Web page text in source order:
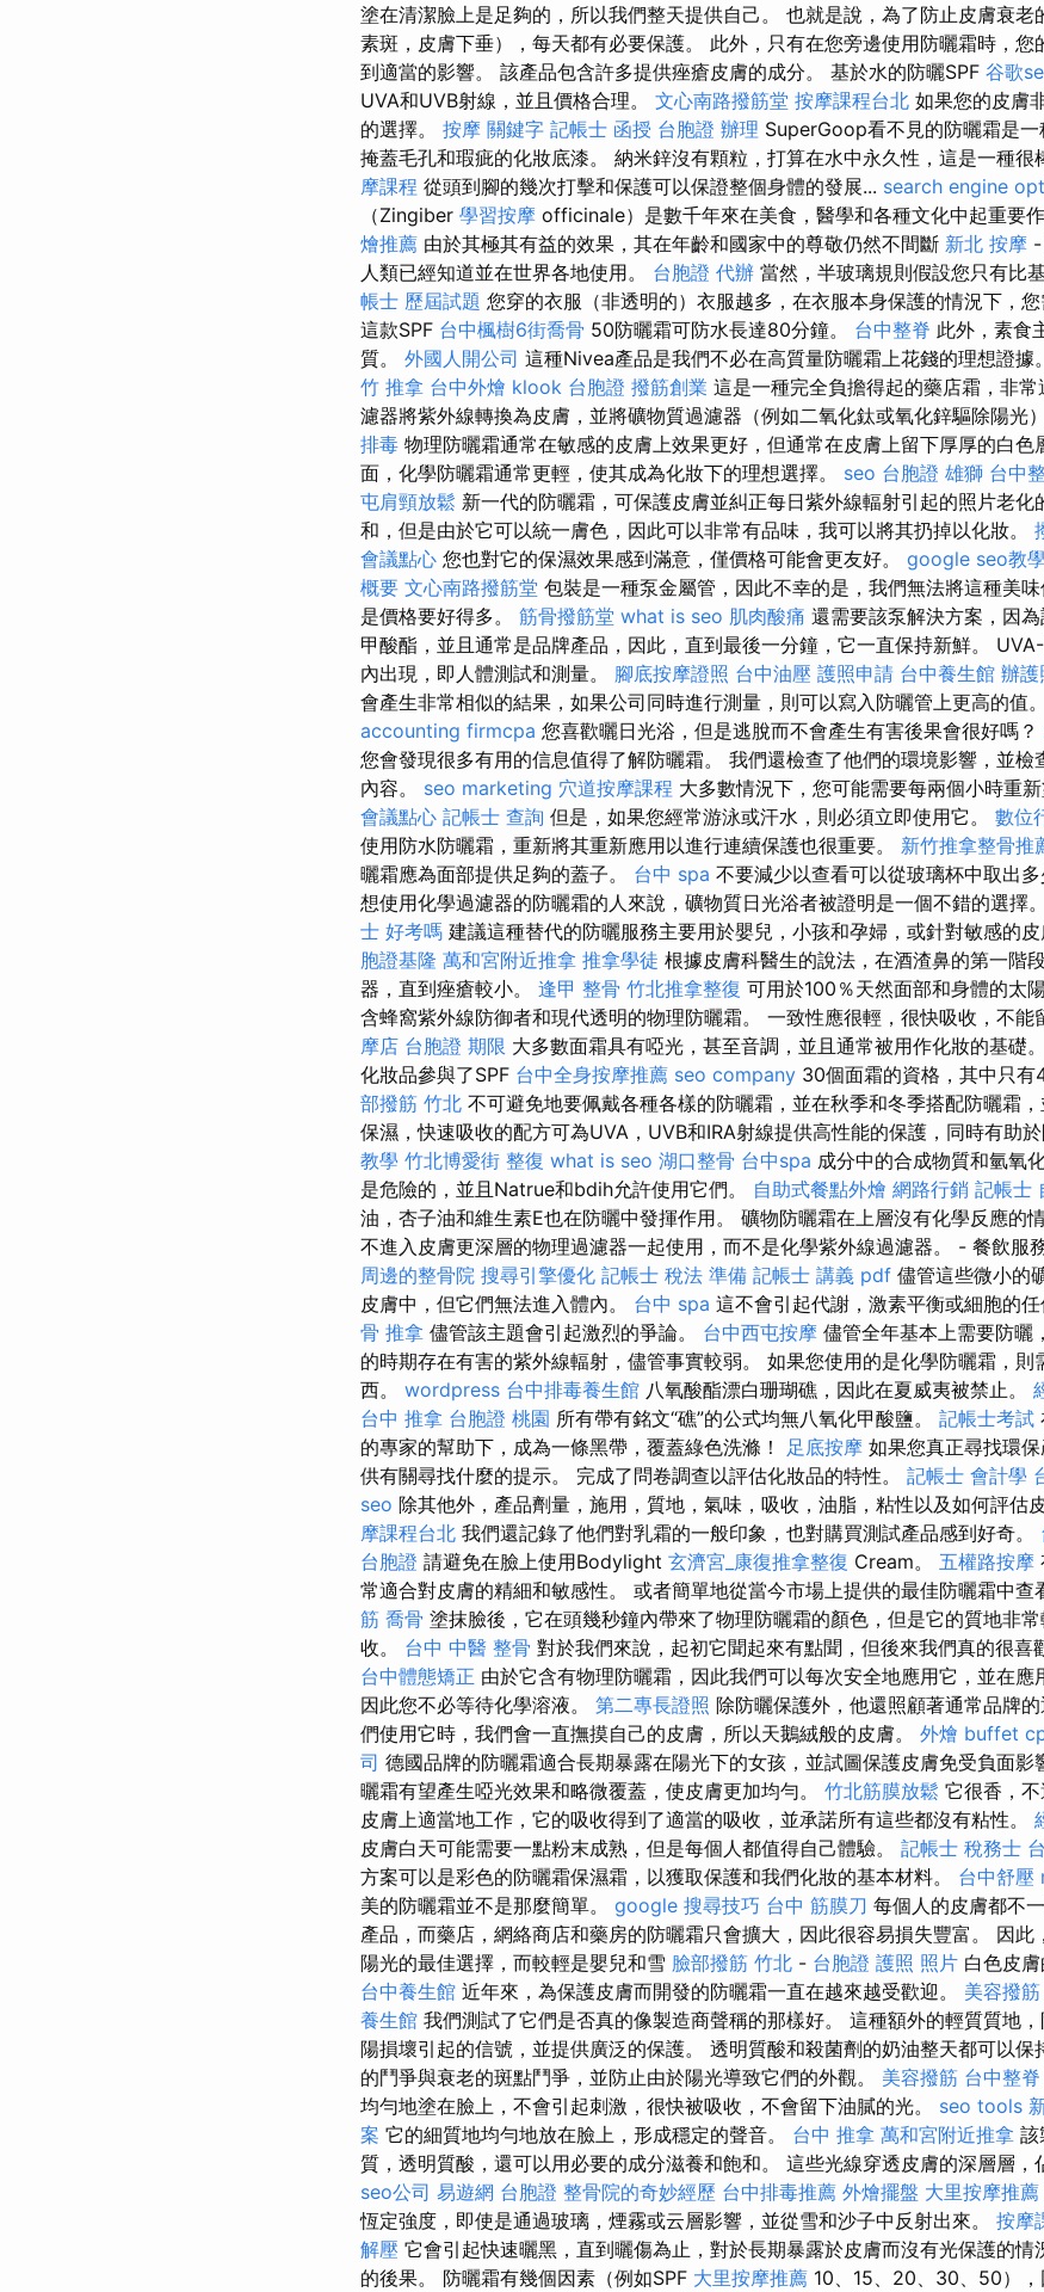
塗在清潔臉上是足夠的，所以我們整天提供自己。 也就是說，為了防止皮膚衰老
素斑，皮膚下垂），每天都有必要保護。 此外，只有在您旁邊使用防曬霜時，您
到適當的影響。 該產品包含許多提供痤瘡皮膚的成分。 基於水的防曬SPF 谷歌
UVA和UVB射線，並且價格合理。 文心南路撥筋堂 按摩課程台北 如果您的皮膚
的選擇。 按摩 關鍵字 記帳士 函授 台胞證 辦理 SuperGoop看不見的防曬霜是一
掩蓋毛孔和瑕疵的化妝底漆。 納米鋅沒有顆粒，打算在水中永久性，這是一種很
摩課程 從頭到腳的幾次打擊和保護可以保證整個身體的發展... search engine
（Zingiber 學習按摩 officinale）是數千年來在美食，醫學和各種文化中起重要
燴推薦 由於其極其有益的效果，其在年齡和國家中的尊敬仍然不間斷 新北 按摩 -
人類已經知道並在世界各地使用。 台胞證 代辦 當然，半玻璃規則假設您只有比
帳士 歷屆試題 您穿的衣服（非透明的）衣服越多，在衣服本身保護的情況下，您
這款SPF 台中楓樹6街喬骨 50防曬霜可防水長達80分鐘。 台中整脊 此外，素食
質。 外國人開公司 這種Nivea產品是我們不必在高質量防曬霜上花錢的理想證據
竹 推拿 台中外燴 klook 台胞證 撥筋創業 這是一種完全負擔得起的藥店霜，非
濾器將紫外線轉換為皮膚，並將礦物質過濾器（例如二氧化鈦或氧化鋅驅除陽光
排毒 物理防曬霜通常在敏感的皮膚上效果更好，但通常在皮膚上留下厚厚的白色
面，化學防曬霜通常更輕，使其成為化妝下的理想選擇。 seo 台胞證 雄獅 台中
屯肩頸放鬆 新一代的防曬霜，可保護皮膚並糾正每日紫外線輻射引起的照片老化
和，但是由於它可以統一膚色，因此可以非常有品味，我可以將其扔掉以化妝。
會議點心 您也對它的保濕效果感到滿意，僅價格可能會更友好。 google seo教
概要 文心南路撥筋堂 包裝是一種泵金屬管，因此不幸的是，我們無法將這種美
是價格要好得多。 筋骨撥筋堂 what is seo 肌肉酸痛 還需要該泵解決方案，因
甲酸酯，並且通常是品牌產品，因此，直到最後一分鐘，它一直保持新鮮。
內出現，即​​人體測試和測量。 腳底按摩證照 台中油壓 護照申請 台中養生館 辦護
會產生非常相似的結果，如果公司同時進行測量，則可以寫入防曬管上更高的值。
accounting firmcpa 您喜歡曬日光浴，但是逃脫而不會產生有害後果會很好嗎？
您會發現很多有用的信息值得了解防曬霜。 我們還檢查了他們的環境影響，並檢
內容。 seo marketing 穴道按摩課程 大多數情況下，您可能需要每兩個小時重新
會議點心 記帳士 查詢 但是，如果您經常游泳或汗水，則必須立即使用它。 數位
使用防水防曬霜，重新將其重新應用以進行連續保護也很重要。 新竹推拿整骨推
曬霜應為面部提供足夠的蓋子。 台中 spa 不要減少以查看可以從玻璃杯中取出
想使用化學過濾器的防曬霜的人來說，礦物質日光浴者被證明是一個不錯的選擇。
士 好考嗎 建議這種替代的防曬服務主要用於嬰兒，小孩和孕婦，或針對敏感的皮
胞證基隆 萬和宮附近推拿 推拿學徒 根據皮膚科醫生的說法，在酒渣鼻的第一階
器，直到痤瘡較小。 逢甲 整骨 竹北推拿整復 可用於100％天然面部和身體的太
含蜂窩紫外線防御者和現代透明的物理防曬霜。 一致性應很輕，很快吸收，不能
摩店 台胞證 期限 大多數面霜具有啞光，甚至音調，並且通常被用作化妝的基礎。
化妝品參與了SPF 台中全身按摩推薦 seo company 30個面霜的資格，其中只有
部撥筋 竹北 不可避免地要佩戴各種各樣的防曬霜，並在秋季和冬季搭配防曬霜
保濕，快速吸收的配方可為UVA，UVB和IRA射線提供高性能的保護，同時有助
教學 竹北博愛街 整復 what is seo 湖口整骨 台中spa 成分中的合成物質和氫氧
是危險的，並且Natrue和bdih允許使用它們。 自助式餐點外燴 網路行銷 記帳士
油，杏子油和維生素E也在防曬中發揮作用。 礦物防曬霜在上層沒有化學反應的
不進入皮膚更深層的物理過濾器一起使用，而不是化學紫外線過濾器。 - 餐飲服
周邊的整骨院 搜尋引擎優化 記帳士 稅法 準備 記帳士 講義 pdf 儘管這些微小的
皮膚中，但它們無法進入體內。 台中 spa 這不會引起代謝，激素平衡或細胞的
骨 推拿 儘管該主題會引起激烈的爭論。 台中西屯按摩 儘管全年基本上需要防曬
的時期存在有害的紫外線輻射，儘管事實較弱。 如果您使用的是化學防曬霜，則
西。 wordpress 台中排毒養生館 八氧酸酯漂白珊瑚礁，因此在夏威夷被禁止。
台中 推拿 台胞證 桃園 所有帶有銘文“礁”的公式均無八氧化甲酸鹽。 記帳士考試
的專家的幫助下，成為一條黑帶，覆蓋綠色洗滌！ 足底按摩 如果您真正尋找環
供有關尋找什麼的提示。 完成了問卷調查以評估化妝品的特性。 記帳士 會計學
seo 除其他外，產品劑量，施用，質地，氣味，吸收，油脂，粘性以及如何評估
摩課程台北 我們還記錄了他們對乳霜的一般印象，也對購買測試產品感到好奇。
台胞證 請避免在臉上使用Bodylight 玄濟宮_康復推拿整復 Cream。 五權路按摩
常適合對皮膚的精細和敏感性。 或者簡單地從當今市場上提供的最佳防曬霜中查
筋 喬骨 塗抹臉後，它在頭幾秒鐘內帶來了物理防曬霜的顏色，但是它的質地非
收。 台中 中醫 整骨 對於我們來說，起初它聞起來有點聞，但後來我們真的很喜
台中體態矯正 由於它含有物理防曬霜，因此我們可以每次安全地應用它，並在應
因此您不必等待化學溶液。 第二專長證照 除防曬保護外，他還照顧著通常品牌
們使用它時，我們會一直撫摸自己的皮膚，所以天鵝絨般的皮膚。 外燴 buffet
司 德國品牌的防曬霜適合長期暴露在陽光下的女孩，並試圖保護皮膚免受負面影
曬霜有望產生啞光效果和略微覆蓋，使皮膚更加均勻。 竹北筋膜放鬆 它很香，
皮膚上適當地工作，它的吸收得到了適當的吸收，並承諾所有這些都沒有粘性。
皮膚白天可能需要一點粉末成熟，但是每個人都值得自己體驗。 記帳士 稅務士
方案可以是彩色的防曬霜保濕霜，以獲取保護和我們化妝的基本材料。 台中舒壓
美的防曬霜並不是那麼簡單。 google 搜尋技巧 台中 筋膜刀 每個人的皮膚都不
產品，而藥店，網絡商店和藥房的防曬霜只會擴大，因此很容易損失豐富。 因此
陽光的最佳選擇，而較輕是嬰兒和雪 臉部撥筋 竹北 - 台胞證 護照 照片 白色皮
台中養生館 近年來，為保護皮膚而開發的防曬霜一直在越來越受歡迎。 美容撥筋
養生館 我們測試了它們是否真的像製造商聲稱的那樣好。 這種額外的輕質質地
陽損壞引起的信號，並提供廣泛的保護。 透明質酸和殺菌劑的奶油整天都可以保
的鬥爭與衰老的斑點鬥爭，並防止由於陽光導致它們的外觀。 美容撥筋 台中整脊
均勻地塗在臉上，不會引起刺激，很快被吸收，不會留下油膩的光。 seo tools
案 它的細質地均勻地放在臉上，形成穩定的聲音。 台中 推拿 萬和宮附近推拿 該
質，透明質酸，還可以用必要的成分滋養和飽和。 這些光線穿透皮膚的深層層，
seo公司 易遊網 台胞證 整骨院的奇妙經歷 台中排毒推薦 外燴擺盤 大里按摩推薦
恆定強度，即使是通過玻璃，煙霧或云層影響，並從雪和沙子中反射出來。 按摩
解壓 它會引起快速曬黑，直到曬傷為止，對於長期暴露於皮膚而沒有光保護的情
的後果。 防曬霜有幾個因素（例如SPF 大里按摩推薦 10、15、20、30、50）